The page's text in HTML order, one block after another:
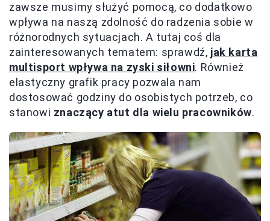
zawsze musimy służyć pomocą, co dodatkowo
wpływa na naszą zdolność do radzenia sobie w
różnorodnych sytuacjach. A tutaj coś dla
zainteresowanych tematem: sprawdź, jak karta
multisport wpływa na zyski siłowni. Również
elastyczny grafik pracy pozwala nam
dostosować godziny do osobistych potrzeb, co
stanowi znaczący atut dla wielu pracowników.